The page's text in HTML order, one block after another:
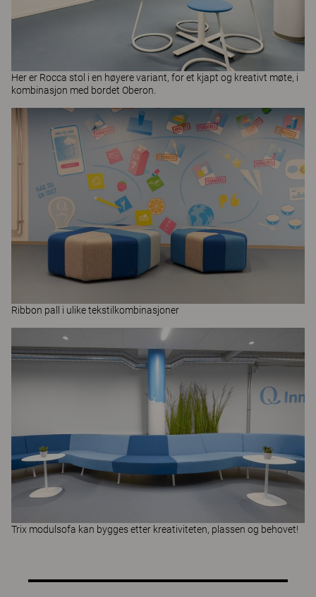
Her er Rocca stol i en høyere variant, for et kjapt og kreativt møte, i
kombinasjon med bordet Oberon.
Ribbon pall i ulike tekstilkombinasjoner
Trix modulsofa kan bygges etter kreativiteten, plassen og behovet!